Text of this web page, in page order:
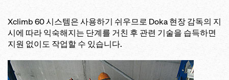
Xclimb 60 시스템은 사용하기 쉬우므로 Doka 현장 감독의 지
시에 따라 익숙해지는 단계를 거친 후 관련 기술을 습득하면
지원 없이도 작업할 수 있습니다.